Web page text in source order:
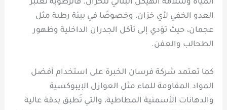
المياه وسلامة الهيكل البنائي للخزان. فالرطوبة تُعتبر
العدو الخفي لأي خزان، وخصوصًا في بيئة رطبة مثل
عجمان، حيث تؤدي إلى تآكل الجدران الداخلية وظهور
الطحالب والعفن.
كما تعتمد شركة فرسان الخبرة على استخدام أفضل
المواد المقاومة للماء مثل العوازل الإيبوكسية
والدهانات الأسمنية المطاطية، والتي تُطبق بدقة عالية